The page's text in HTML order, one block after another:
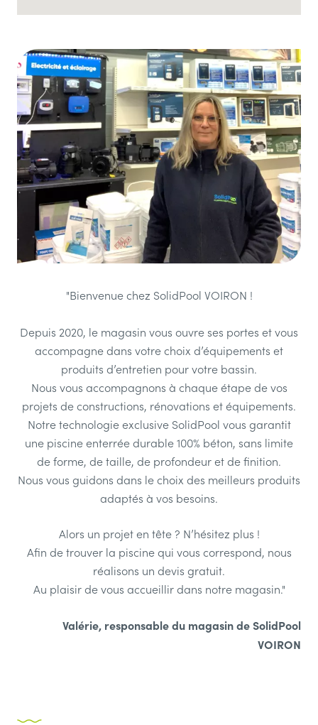
"Bienvenue chez SolidPool VOIRON !
Depuis 2020, le magasin vous ouvre ses portes et vous
accompagne dans votre choix d’équipements et
produits d’entretien pour votre bassin.
Nous vous accompagnons à chaque étape de vos
projets de constructions, rénovations et équipements.
Notre technologie exclusive SolidPool vous garantit
une piscine enterrée durable 100% béton, sans limite
de forme, de taille, de profondeur et de finition.
Nous vous guidons dans le choix des meilleurs produits
adaptés à vos besoins.
Alors un projet en tête ? N’hésitez plus !
Afin de trouver la piscine qui vous correspond, nous
réalisons un devis gratuit.
Au plaisir de vous accueillir dans notre magasin."
Valérie, responsable du magasin de SolidPool
VOIRON